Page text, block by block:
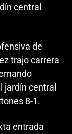
central
de
trajo carrera
jardín central
8-1.
entrada